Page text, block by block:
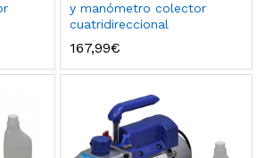
y manómetro colector
cuatridireccional
167,99€